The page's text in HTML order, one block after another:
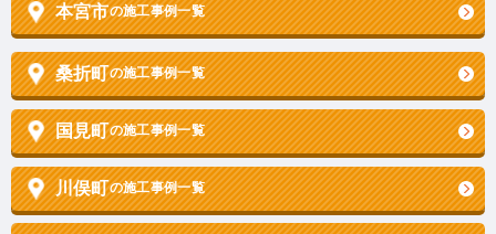
本宮市の施工事例一覧
桑折町の施工事例一覧
国見町の施工事例一覧
川俣町の施工事例一覧